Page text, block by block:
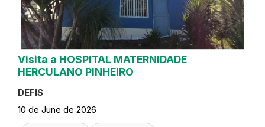
Visita a HOSPITAL MATERNIDADE
HERCULANO PINHEIRO
DEFIS
10 de June de 2026